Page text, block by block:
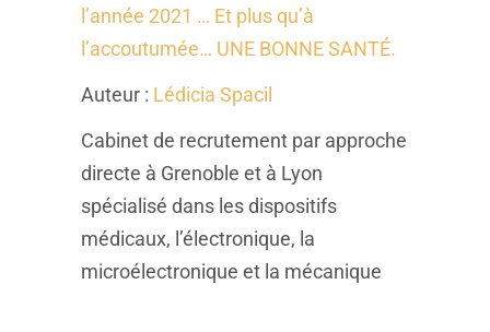
l’année 2021 … Et plus qu’à
l’accoutumée… UNE BONNE SANTÉ.
Auteur : Lédicia Spacil
Cabinet de recrutement par approche
directe à Grenoble et à Lyon
spécialisé dans les dispositifs
médicaux, l’électronique, la
microélectronique et la mécanique